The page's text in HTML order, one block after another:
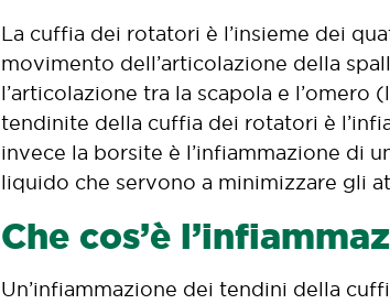
La cuffia dei rotatori è l’insieme dei
movimento dell’articolazione della
l’articolazione tra la scapola e l’omero
tendinite della cuffia dei rotatori è
invece la borsite è l’infiammazione di
liquido che servono a minimizzare gli
Che cos’è
Un’infiammazione dei tendini della